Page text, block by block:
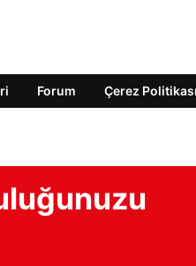
Forum Çerez Politikası